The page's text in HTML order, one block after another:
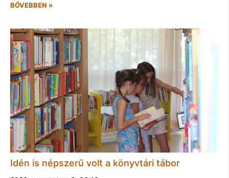
BŐVEBBEN »
Idén is népszerű volt a könyvtári tábor